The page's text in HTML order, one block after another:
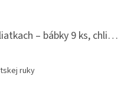
O neposlušných kozliatkach – bábky 9 ks, chlievik
5 hviezdičiek.
ruky